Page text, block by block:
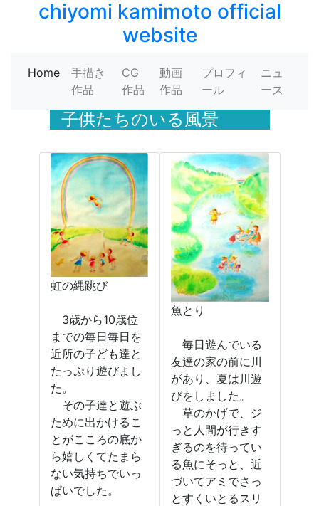
chiyomi kamimoto official
website
Home
手描き
作品
CG
作品
動画
作品
プロフィ
ール
ニュ
ース
子供たちのいる風景
虹の縄跳び
3歳から10歳位
までの毎日毎日を
近所の子ども達と
たっぷり遊びまし
た。
その子達と遊ぶ
ために出かけるこ
とがこころの底か
ら嬉しくてたまら
ない気持ちでいっ
ぱいでした。
魚とり
毎日遊んでいる
友達の家の前に川
があり、夏は川遊
びをしました。
草のかげで、ジ
っと人間が行きす
ぎるのを待ってい
る魚にそっと、近
づいてアミでさっ
とすくいとるスリ